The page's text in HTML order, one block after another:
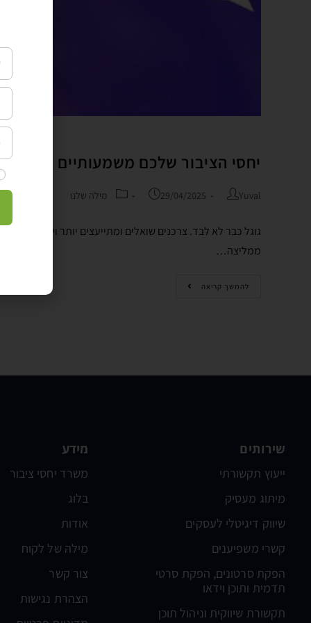
יחסי הציבור שלכם משמעותיים עוד
Yuval
29/04/2025 מילה שלנו
ממליצה…
להמשך קריאה
שירותים
ייעוץ תקשורתי
מיתוג מעסיק
שיווק דיגיטלי לעסקים
קשרי משפיענים
הפקת סרטונים, הפקת סרטי
תדמית ותוכן וידאו
תקשורת שיווקית וניהול תוכן
מידע
משרד יחסי ציבור
בלוג
אודות
מילה של לקוח
צור קשר
הצהרת נגישות